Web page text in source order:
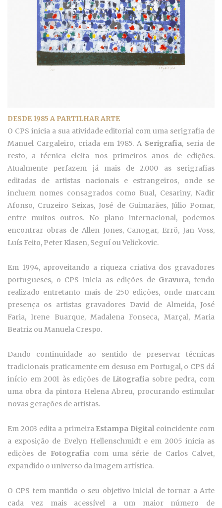
DESDE 1985 A PARTILHAR ARTE
O CPS inicia a sua atividade editorial com uma serigrafia de
Manuel Cargaleiro, criada em 1985. A Serigrafia, seria de
resto, a técnica eleita nos primeiros anos de edições.
Atualmente perfazem já mais de 2.000 as serigrafias
editadas de artistas nacionais e estrangeiros, onde se
incluem nomes consagrados como Bual, Cesariny, Nadir
Afonso, Cruzeiro Seixas, José de Guimarães, Júlio Pomar,
entre muitos outros. No plano internacional, podemos
encontrar obras de Allen Jones, Canogar, Errö, Jan Voss,
Luís Feito, Peter Klasen, Seguí ou Velickovic.
Em 1994, aproveitando a riqueza criativa dos gravadores
portugueses, o CPS inicia as edições de Gravura, tendo
realizado entretanto mais de 250 edições, onde marcam
presença os artistas gravadores David de Almeida, José
Faria, Irene Buarque, Madalena Fonseca, Marçal, Maria
Beatriz ou Manuela Crespo.
Dando continuidade ao sentido de preservar técnicas
tradicionais praticamente em desuso em Portugal, o CPS dá
início em 2001 às edições de Litografia sobre pedra, com
uma obra da pintora Helena Abreu, procurando estimular
novas gerações de artistas.
Em 2003 edita a primeira Estampa Digital coincidente com
a exposição de Evelyn Hellenschmidt e em 2005 inicia as
edições de Fotografiacom uma série de Carlos Calvet,
expandido o universo da imagem artística.
O CPS tem mantido o seu objetivo inicial de tornar a Arte
cada vez mais acessível a um maior número de